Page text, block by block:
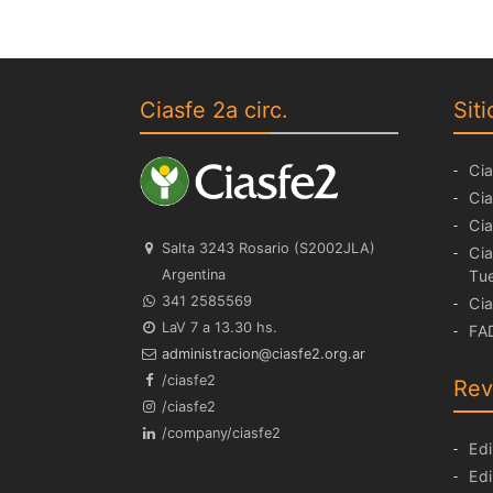
Ciasfe 2a circ.
Salta 3243 Rosario (S2002JLA)
Argentina
341 2585569
LaV 7 a 13.30 hs.
ra.gro.2efsaic@noicartsinimda
/ciasfe2
/ciasfe2
/company/ciasfe2